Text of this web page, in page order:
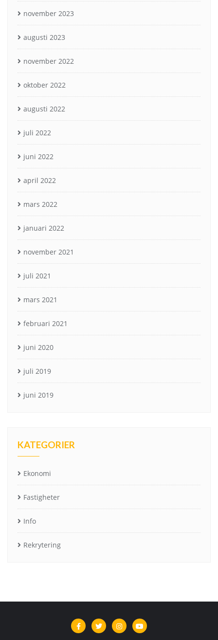
november 2023
augusti 2023
november 2022
oktober 2022
augusti 2022
juli 2022
juni 2022
april 2022
mars 2022
januari 2022
november 2021
juli 2021
mars 2021
februari 2021
juni 2020
juli 2019
juni 2019
KATEGORIER
Ekonomi
Fastigheter
Info
Rekrytering